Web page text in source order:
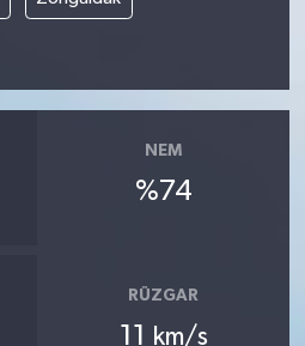
NEM
%74
RÜZGAR
11 km/s